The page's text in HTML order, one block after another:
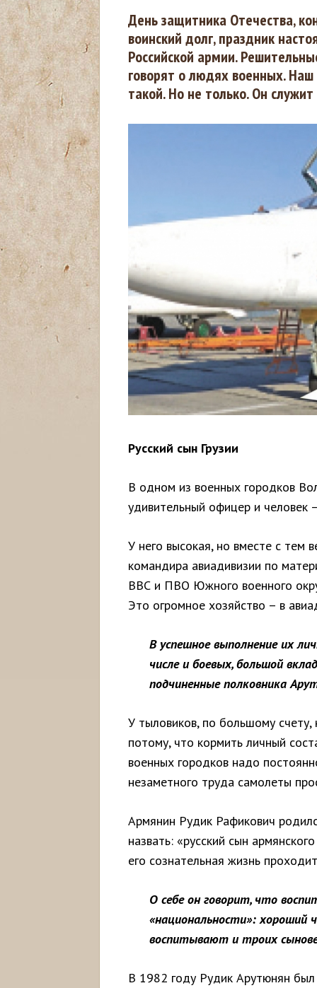
В
ы
з
День защитника Отечества,
воинский долг, праздник
Российской армии.
говорят о людях военных.
такой. Но не только. Он
Русский сын Грузии
В одном из военных городков
удивительный офицер и человек
У него высокая, но вместе с тем
командира авиадивизии по
ВВС и ПВО Южного военного
Это огромное хозяйство – в
В успешное выполнение их
числе и боевых, большой
подчиненные полковника
У тыловиков, по большому
потому, что кормить личный
военных городков надо
незаметного труда самолеты
Армянин Рудик Рафикович
назвать: «русский сын
его сознательная жизнь
О себе он говорит, что
«национальности»: хороший
воспитывают и троих
В 1982 году Рудик Арутюнян был